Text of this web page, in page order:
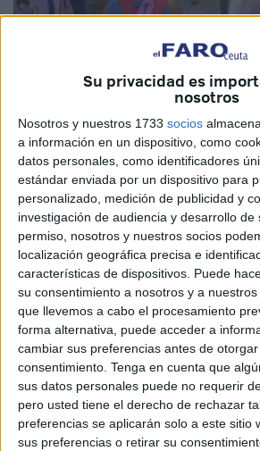
Su privacidad es
nosotros
Nosotros y nuestros 1733 socios
a información en un dispositivo, como
datos personales, como identificadores
estándar enviada por un dispositivo para
personalizado, medición de publicidad y
investigación de audiencia y desarrollo de
permiso, nosotros y nuestros socios
localización geográfica precisa e
características de dispositivos. Puede
su consentimiento a nosotros y a
que llevemos a cabo el procesamiento
forma alternativa, puede acceder a
cambiar sus preferencias antes de
consentimiento. Tenga en cuenta que
sus datos personales puede no requerir
pero usted tiene el derecho de rechazar
preferencias se aplicarán solo a este sitio
sus preferencias o retirar su
El Ministerio de Educación y
MEFP) ha decidido que finalmente,
criteriossanitariosexistentes, sí hará
detección del coronavirusa los
personal que trabaja en los centros
se realizarán, según fuentes de la
inicio de las clases, inicialmente
septiembre.
El Foro de la Educación pidió a
paquete de propuestas y
Administraciones con vistas al
pandemia no controlada “realizar la
19 a los profesionales (docentes y no